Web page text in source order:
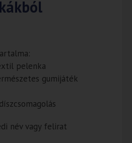
pelenka
gumijáték
név vagy felirat